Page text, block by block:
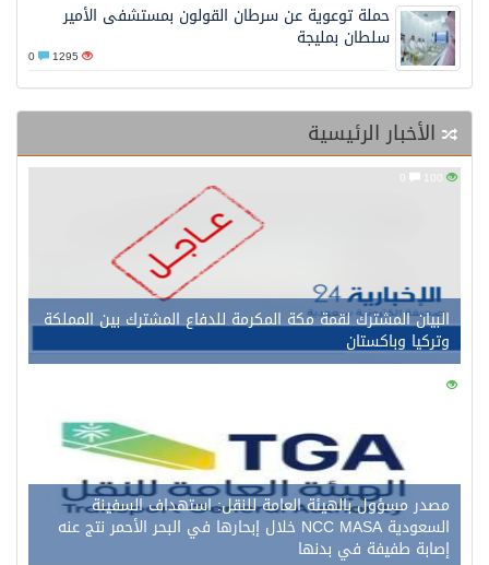
حملة توعوية عن سرطان القولون بمستشفى الأمير
سلطان بمليجة
1295
الأخبار الرئيسية
البيان المشترك لقمة مكة المكرمة للدفاع المشترك بين المملكة
وتركيا وباكستان
133
مصدر مسؤول بالهيئة العامة للنقل: استهداف السفينة
السعودية NCC MASA خلال إبحارها في البحر الأحمر نتج عنه
إصابة طفيفة في بدنها